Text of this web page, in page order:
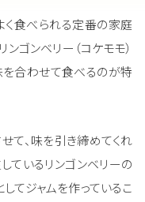
く食べられる定番の家庭
ンゴンベリー（コケモモ）
を合わせて食べるのが特
て、味を引き締めてくれ
ているリンゴンベリーの
てジャムを作っているこ